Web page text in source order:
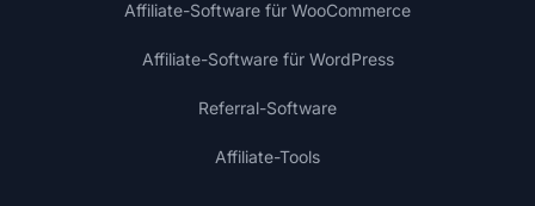
Affiliate-Software für WooCommerce
Affiliate-Software für WordPress
Referral-Software
Affiliate-Tools